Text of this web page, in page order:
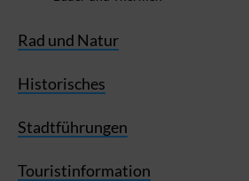
Rad und Natur
Historisches
Stadtführungen
Touristinformation